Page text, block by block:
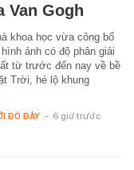
Van Gogh
khoa học vừa công bố
ảnh có độ phân giải
từ trước đến nay về bề
Trời, hé lộ khung
ĐÓ ĐÂY - 6 giờ trước